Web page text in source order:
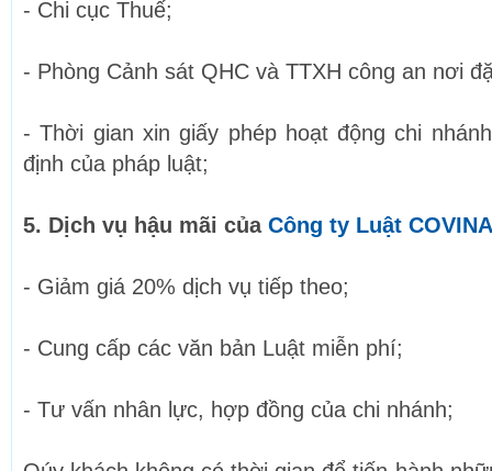
- Chi cục Thuế;
- Phòng Cảnh sát QHC và TTXH công an nơi
- Thời gian xin giấy phép hoạt động chi
định của pháp luật;
5. Dịch vụ hậu mãi của Công ty Luật COVINA
- Giảm giá 20% dịch vụ tiếp theo;
- Cung cấp các văn bản Luật miễn phí;
- Tư vấn nhân lực, hợp đồng của chi nhánh;